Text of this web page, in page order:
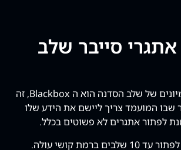
אתגרי סייבר שלב
החלק השני ביום המיונים של שלב הסדנה הוא ה Blackbox, זה
שבו המועמד צריך ליישם את הידע שלו
לפתור אתגרים לא פשוטים בכלל.